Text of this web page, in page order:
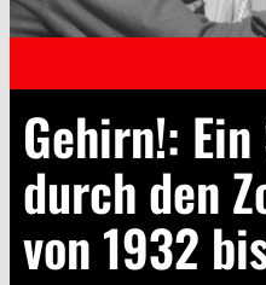
Gehirn!:
durch den
von 1932